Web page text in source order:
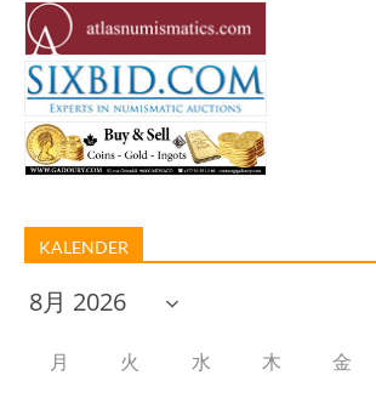
KALENDER
月 火 水 木 金